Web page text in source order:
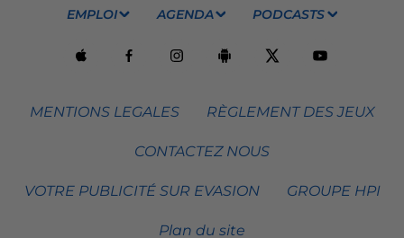
EMPLOI AGENDA PODCASTS
MENTIONS LEGALES RÈGLEMENT DES JEUX
CONTACTEZ NOUS
VOTRE PUBLICITÉ SUR EVASION GROUPE HPI
Plan du site